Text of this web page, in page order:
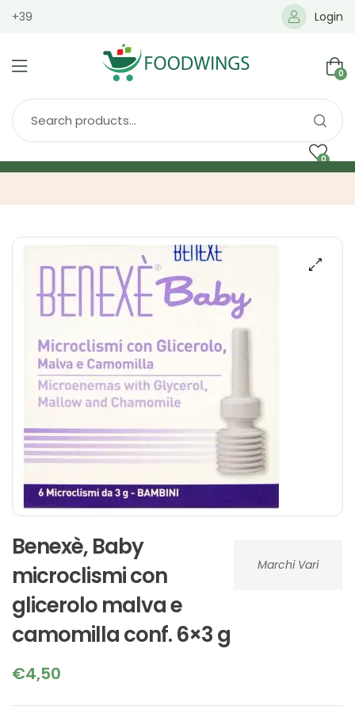
+39 Login
0
0
Marchi Vari
Benexè, Baby
microclismi con
glicerolo malva e
camomilla conf. 6×3 g
€4,50